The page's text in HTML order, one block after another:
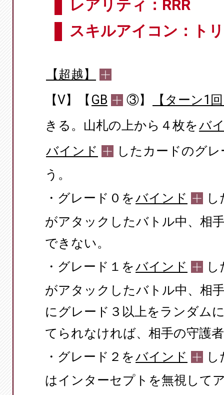
レアリティ：RRR
スキルアイコン：ト
【超越】
【V】【 GB ③】
【ターン1
きる。山札の上から４枚をバ
バインド
したカードのグ
う。
・グレード０をバインド
がアタックしたバトル中、相
できない。
・グレード１をバインド
がアタックしたバトル中、相
にグレード３以上をランダム
てられなければ、相手の守護
・グレード２をバインド
はインターセプトを無視して